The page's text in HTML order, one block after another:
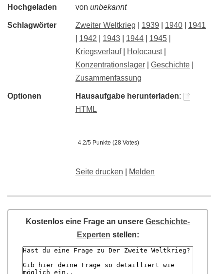
Hochgeladen von unbekannt
Schlagwörter Zweiter Weltkrieg 1939 1940
1941
1942 1943 1944 1945
Kriegsverlauf| Holocaust|
Konzentrationslager
Geschichte
Zusammenfassung
Optionen Hausaufgabe herunterladen:
HTML
4.2/5 Punkte (28 Votes)
Seite drucken Melden
Kostenlos eine Frage an unsere Geschichte-
Experten stellen: